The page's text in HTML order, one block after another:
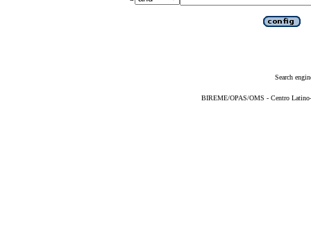
Search
BIREME/OPAS/OMS - Centro Latino-